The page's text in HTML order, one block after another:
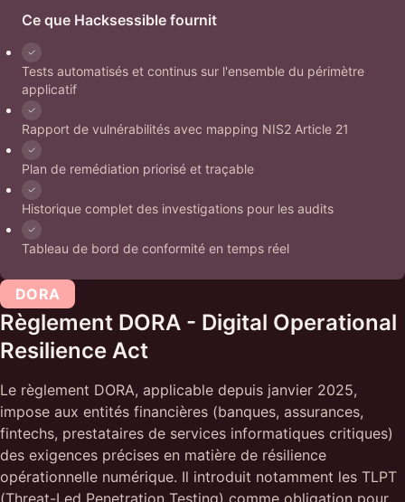
Ce que Hacksessible fournit
Tests automatisés et continus sur l'ensemble du périmètre
applicatif
Rapport de vulnérabilités avec mapping NIS2 Article 21
Plan de remédiation priorisé et traçable
Historique complet des investigations pour les audits
Tableau de bord de conformité en temps réel
DORA
Règlement DORA - Digital Operational
Resilience Act
Le règlement DORA, applicable depuis janvier 2025,
impose aux entités financières (banques, assurances,
fintechs, prestataires de services informatiques critiques)
des exigences précises en matière de résilience
opérationnelle numérique. Il introduit notamment les TLPT
(Threat-Led Penetration Testing) comme obligation pour